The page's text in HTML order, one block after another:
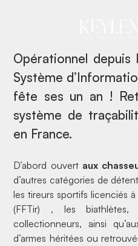
Opérationnel
Système
fête ses un an !
système de
en France.
D’abord ouvert aux
d’autres catégories de
les tireurs sportifs licenciés
(FFTir) , les
collectionneurs, ainsi
d’armes héritées ou